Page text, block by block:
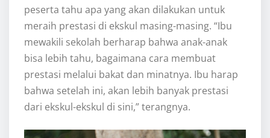
peserta tahu apa yang akan dilakukan untuk
meraih prestasi di ekskul masing-masing. “Ibu
mewakili sekolah berharap bahwa anak-anak
bisa lebih tahu, bagaimana cara membuat
prestasi melalui bakat dan minatnya. Ibu harap
bahwa setelah ini, akan lebih banyak prestasi
dari ekskul-ekskul di sini,” terangnya.